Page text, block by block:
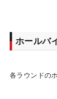
ホールバ
各ラウンドの